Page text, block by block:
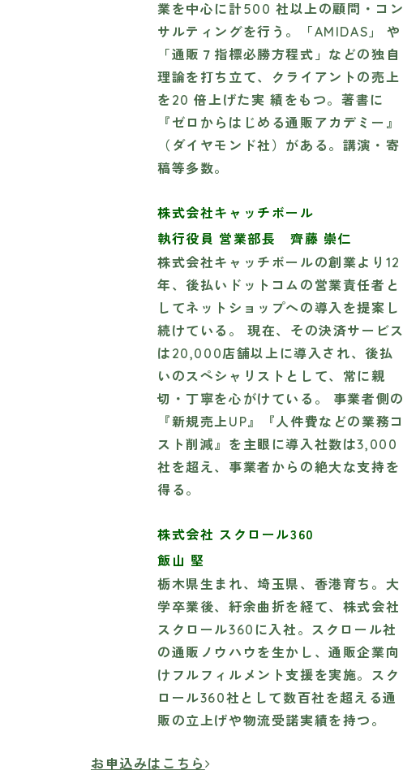
業を中心に計500 社以上の顧問・コン
サルティングを行う。「AMIDAS」 や
「通販７指標必勝方程式」などの独自
理論を打ち立て、クライアントの売上
を20 倍上げた実 績をもつ。著書に
『ゼロからはじめる通販アカデミー』
（ダイヤモンド社）がある。講演・寄
稿等多数。
株式会社キャッチボール
執行役員 営業部長 齊藤 崇仁
株式会社キャッチボールの創業より12
年、後払いドットコムの営業責任者と
してネットショップへの導入を提案し
続けている。 現在、その決済サービス
は20,000店舗以上に導入され、後払
いのスペシャリストとして、常に親
切・丁寧を心がけている。 事業者側の
『新規売上UP』『人件費などの業務コ
スト削減』を主眼に導入社数は3,000
社を超え、事業者からの絶大な支持を
得る。
株式会社 スクロール360
飯山 堅
栃木県生まれ、埼玉県、香港育ち。大
学卒業後、紆余曲折を経て、株式会社
スクロール360に入社。スクロール社
の通販ノウハウを生かし、通販企業向
けフルフィルメント支援を実施。スク
ロール360社として数百社を超える通
販の立上げや物流受諾実績を持つ。
お申込みはこちら